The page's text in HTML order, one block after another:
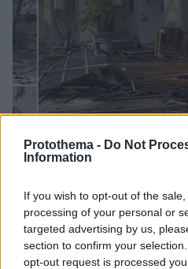
Protothema - Do Not
Information
If you wish to opt-out of the
processing of your personal or
targeted advertising by us,
section to confirm your
opt-out request is processed
Οι τρεις Έλληνες βουλευτές
εμπόλεμο Ισραήλ μιλούν
έζησαν
08.12.2023, 12:11